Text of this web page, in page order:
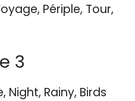
Périple, Tour,
3
Night, Rainy, Birds